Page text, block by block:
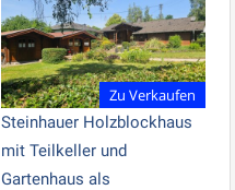
Zu Verkaufen
Steinhauer Holzblockhaus
mit Teilkeller und
Gartenhaus als